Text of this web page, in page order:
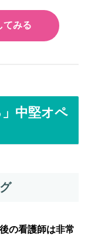
てみる
中堅オペ
の看護師は非常